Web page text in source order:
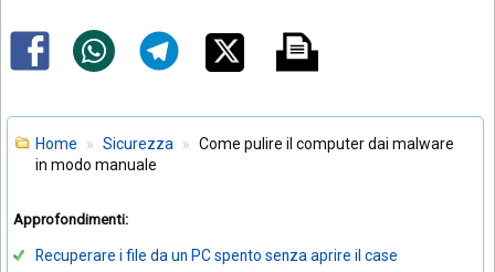
Home Sicurezza
Come pulire il computer dai malware
in modo manuale
Approfondimenti:
Recuperare i file da un PC spento senza aprire il case